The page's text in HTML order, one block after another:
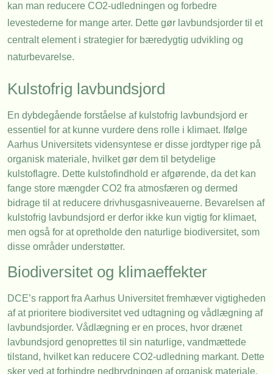
kan man reducere CO2-udledningen og forbedre
levestederne for mange arter. Dette gør lavbundsjorder til et
centralt element i strategier for bæredygtig udvikling og
naturbevarelse.
Kulstofrig lavbundsjord
En dybdegående forståelse af kulstofrig lavbundsjord er
essentiel for at kunne vurdere dens rolle i klimaet. Ifølge
Aarhus Universitets vidensyntese er disse jordtyper rige på
organisk materiale, hvilket gør dem til betydelige
kulstoflagre. Dette kulstofindhold er afgørende, da det kan
fange store mængder CO2 fra atmosfæren og dermed
bidrage til at reducere drivhusgasniveauerne. Bevarelsen af
kulstofrig lavbundsjord er derfor ikke kun vigtig for klimaet,
men også for at opretholde den naturlige biodiversitet, som
disse områder understøtter.
Biodiversitet og klimaeffekter
DCE’s rapport fra Aarhus Universitet fremhæver vigtigheden
af at prioritere biodiversitet ved udtagning og vådlægning af
lavbundsjorder. Vådlægning er en proces, hvor drænet
lavbundsjord genoprettes til sin naturlige, vandmættede
tilstand, hvilket kan reducere CO2-udledning markant. Dette
sker ved at forhindre nedbrydningen af organisk materiale,